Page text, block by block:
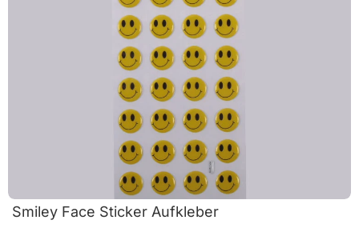
Smiley Face Sticker Aufkleber